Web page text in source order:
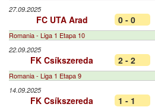
27.09.2025
FC UTA Arad 0 - 0
Romania - Liga 1 Etapa 10
22.09.2025
FK Csíkszereda 2 - 2
Romania - Liga 1 Etapa 9
14.09.2025
FK Csíkszereda 1 - 1